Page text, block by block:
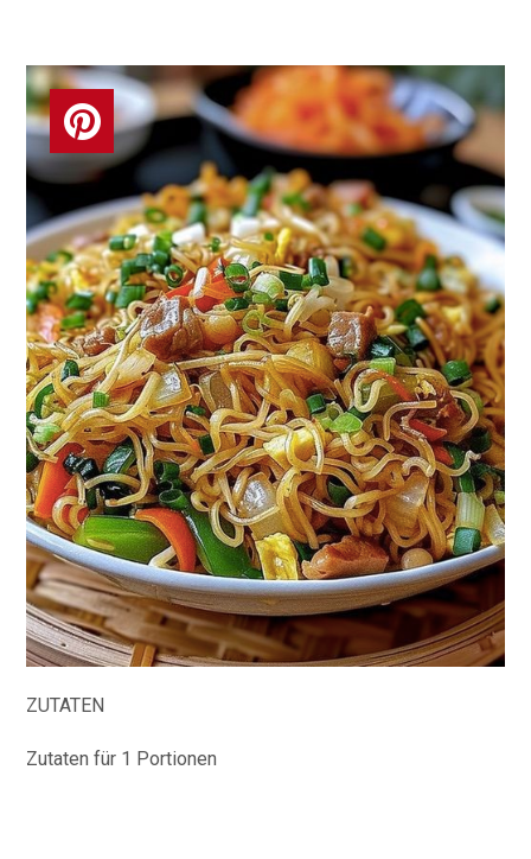
ZUTATEN
Zutaten für 1 Portionen